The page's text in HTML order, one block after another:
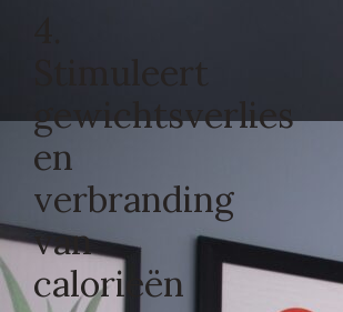
Stimuleert
gewichtsverlies
en
verbranding
van
calorieën